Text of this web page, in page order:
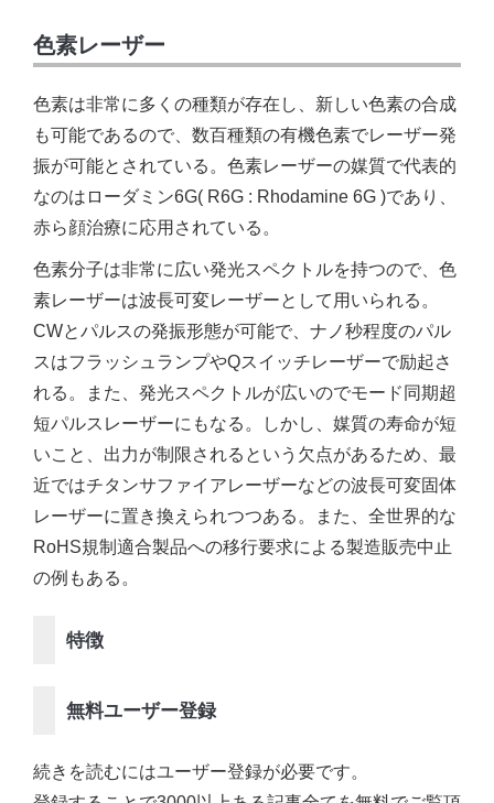
色素レーザー
色素は非常に多くの種類が存在し、新しい色素の合成
も可能であるので、数百種類の有機色素でレーザー発
振が可能とされている。色素レーザーの媒質で代表的
なのはローダミン6G( R6G : Rhodamine 6G )であり、
赤ら顔治療に応用されている。
色素分子は非常に広い発光スペクトルを持つので、色
素レーザーは波長可変レーザーとして用いられる。
CWとパルスの発振形態が可能で、ナノ秒程度のパル
スはフラッシュランプやQスイッチレーザーで励起さ
れる。また、発光スペクトルが広いのでモード同期超
短パルスレーザーにもなる。しかし、媒質の寿命が短
いこと、出力が制限されるという欠点があるため、最
近ではチタンサファイアレーザーなどの波長可変固体
レーザーに置き換えられつつある。また、全世界的な
RoHS規制適合製品への移行要求による製造販売中止
の例もある。
特徴
無料ユーザー登録
続きを読むにはユーザー登録が必要です。